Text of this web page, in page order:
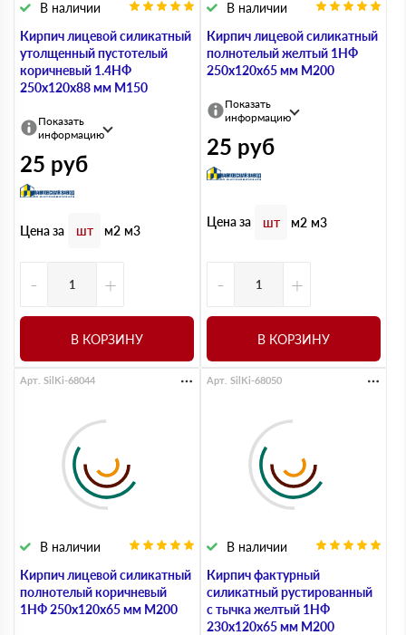
Кирпич лицевой силикатный
утолщенный пустотелый
коричневый 1.4НФ
250х120х88 мм М150
В наличии
Показать
информацию
25 руб
Цена за шт м2 м3
- +
В КОРЗИНУ
Кирпич лицевой силикатный
полнотелый желтый 1НФ
250х120х65 мм М200
В наличии
Показать
информацию
25 руб
Цена за шт м2 м3
- +
В КОРЗИНУ
Кирпич лицевой силикатный
полнотелый коричневый
1НФ 250х120х65 мм М200
В наличии
Арт. SilKi-68044
Кирпич фактурный
силикатный рустированный
с тычка желтый 1НФ
230х120х65 мм М200
В наличии
Арт. SilKi-68050